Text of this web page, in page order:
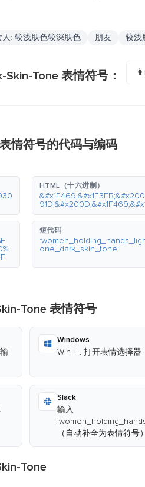
: 较浅肤色较深肤色 朋友 较浅
Tone 表情符号：
情符号的代码与编码
HTML（十六进制）
短代码
one_dark_skin_tone:
Tone 表情符号
Windows
Win + . 打开表情选择器
Slack
输入
（自动补全为表情符号）
Tone